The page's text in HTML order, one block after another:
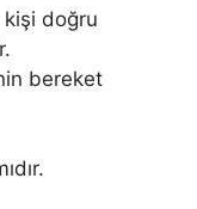
doğru
bereket